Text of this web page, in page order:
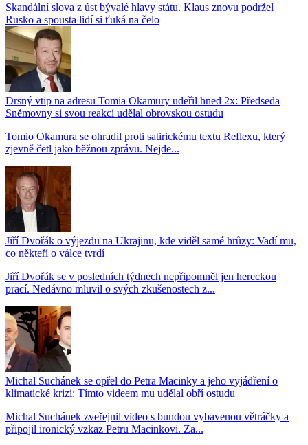
Skandální slova z úst bývalé hlavy státu. Klaus znovu podržel
Rusko a spousta lidí si ťuká na čelo
Drsný vtip na adresu Tomia Okamury udeřil hned 2x: Předseda
Sněmovny si svou reakcí udělal obrovskou ostudu
Tomio Okamura se ohradil proti satirickému textu Reflexu, který
zjevně četl jako běžnou zprávu. Nejde...
Jiří Dvořák o výjezdu na Ukrajinu, kde viděl samé hrůzy: Vadí mu,
co někteří o válce tvrdí
Jiří Dvořák se v posledních týdnech nepřipomněl jen hereckou
prací. Nedávno mluvil o svých zkušenostech z...
Michal Suchánek se opřel do Petra Macinky a jeho vyjádření o
klimatické krizi: Tímto videem mu udělal obří ostudu
Michal Suchánek zveřejnil video s bundou vybavenou větráčky a
připojil ironický vzkaz Petru Macinkovi. Za...